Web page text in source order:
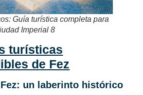
Guía turística completa para
Imperial 8
turísticas
de Fez
un laberinto histórico